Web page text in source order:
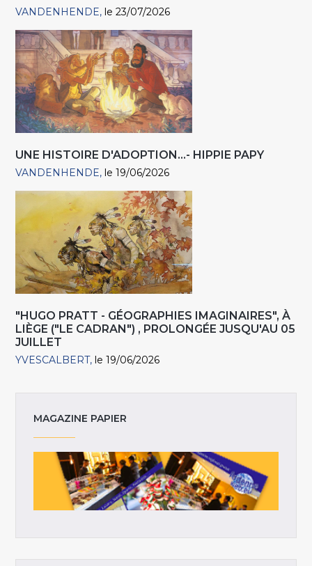
VANDENHENDE le 23/07/2026
UNE HISTOIRE D'ADOPTION...- HIPPIE PAPY
VANDENHENDE le 19/06/2026
"HUGO PRATT - GÉOGRAPHIES IMAGINAIRES", À
LIÈGE ("LE CADRAN") , PROLONGÉE JUSQU'AU 05
JUILLET
YVESCALBERT le 19/06/2026
MAGAZINE PAPIER